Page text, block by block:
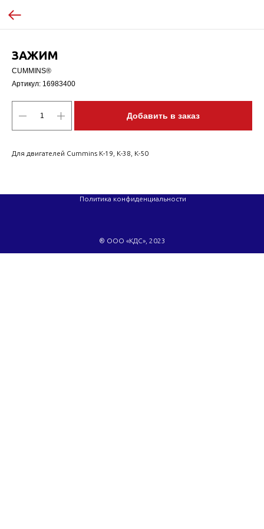
ЗАЖИМ
CUMMINS®
Артикул: 16983400
Добавить в заказ
Для двигателей Cummins K-19, K-38, K-50
® ООО «КДС», 2023
Политика конфиденциальности